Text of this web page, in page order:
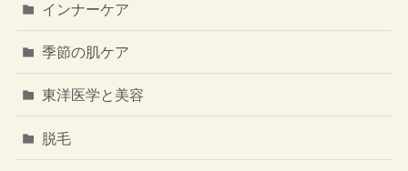
インナーケア
季節の肌ケア
東洋医学と美容
脱毛